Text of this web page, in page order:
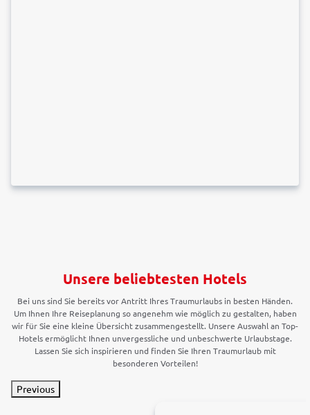
Unsere beliebtesten Hotels
Bei uns sind Sie bereits vor Antritt Ihres Traumurlaubs in besten Händen.
Um Ihnen Ihre Reiseplanung so angenehm wie möglich zu gestalten, haben
wir für Sie eine kleine Übersicht zusammengestellt. Unsere Auswahl an Top-
Hotels ermöglicht Ihnen unvergessliche und unbeschwerte Urlaubstage.
Lassen Sie sich inspirieren und finden Sie Ihren Traumurlaub mit
besonderen Vorteilen!
Previous